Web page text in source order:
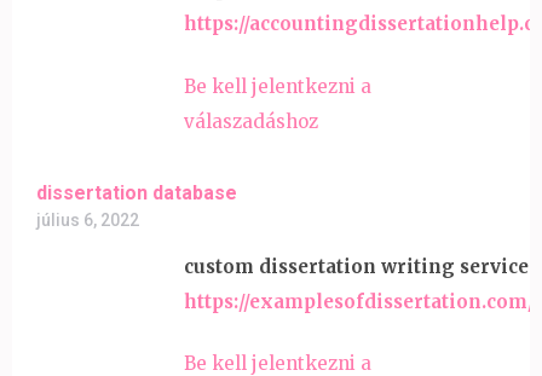
https://
Be kell jelentkezni a
válaszadáshoz
dissertation database
július 6, 2022
custom dissertation writing services
https://examplesofdissertation.com/
Be kell jelentkezni a